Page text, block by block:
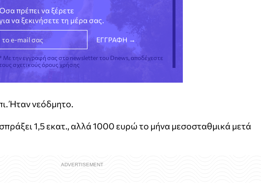
πρέπει να ξέρετε
να ξεκινήσετε τη μέρα σας.
Με την εγγραφή σας στο newsletter του Dnews, αποδέχεστε
σχετικούς όρους χρήσης
Ήταν νεόδμητο.
1,5 εκατ., αλλά 1000 ευρώ το μήνα μεσοσταθμικά μετά